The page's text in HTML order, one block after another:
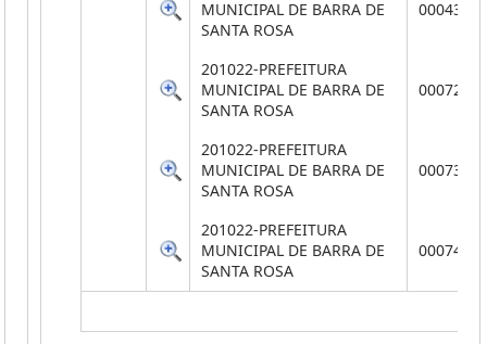
MUNICIPAL DE BARRA DE
SANTA ROSA
0004383
201022-PREFEITURA
MUNICIPAL DE BARRA DE
SANTA ROSA
0007251
201022-PREFEITURA
MUNICIPAL DE BARRA DE
SANTA ROSA
0007335
201022-PREFEITURA
MUNICIPAL DE BARRA DE
SANTA ROSA
0007431